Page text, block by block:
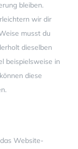
bleiben.
wir dir
musst du
dieselben
beispielsweise in
diese
Website-